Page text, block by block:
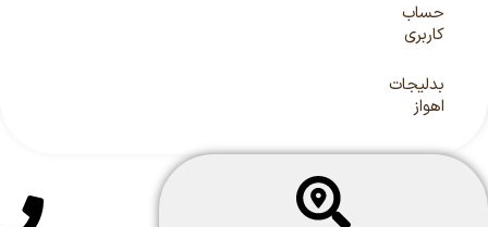
حساب
کاربری
بدلیجات
اهواز